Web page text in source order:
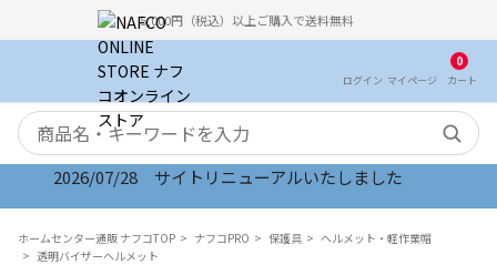
5,000円（税込）以上ご購入で送料無料
ログイン マイ ページ
0
カート
検索キーワード
2026/07/28 サイトリニューアルいたしました
ホームセンター通販 ナフコTOP ナフコPRO 保護具
ヘルメット・軽作業帽
透明バイザーヘルメット